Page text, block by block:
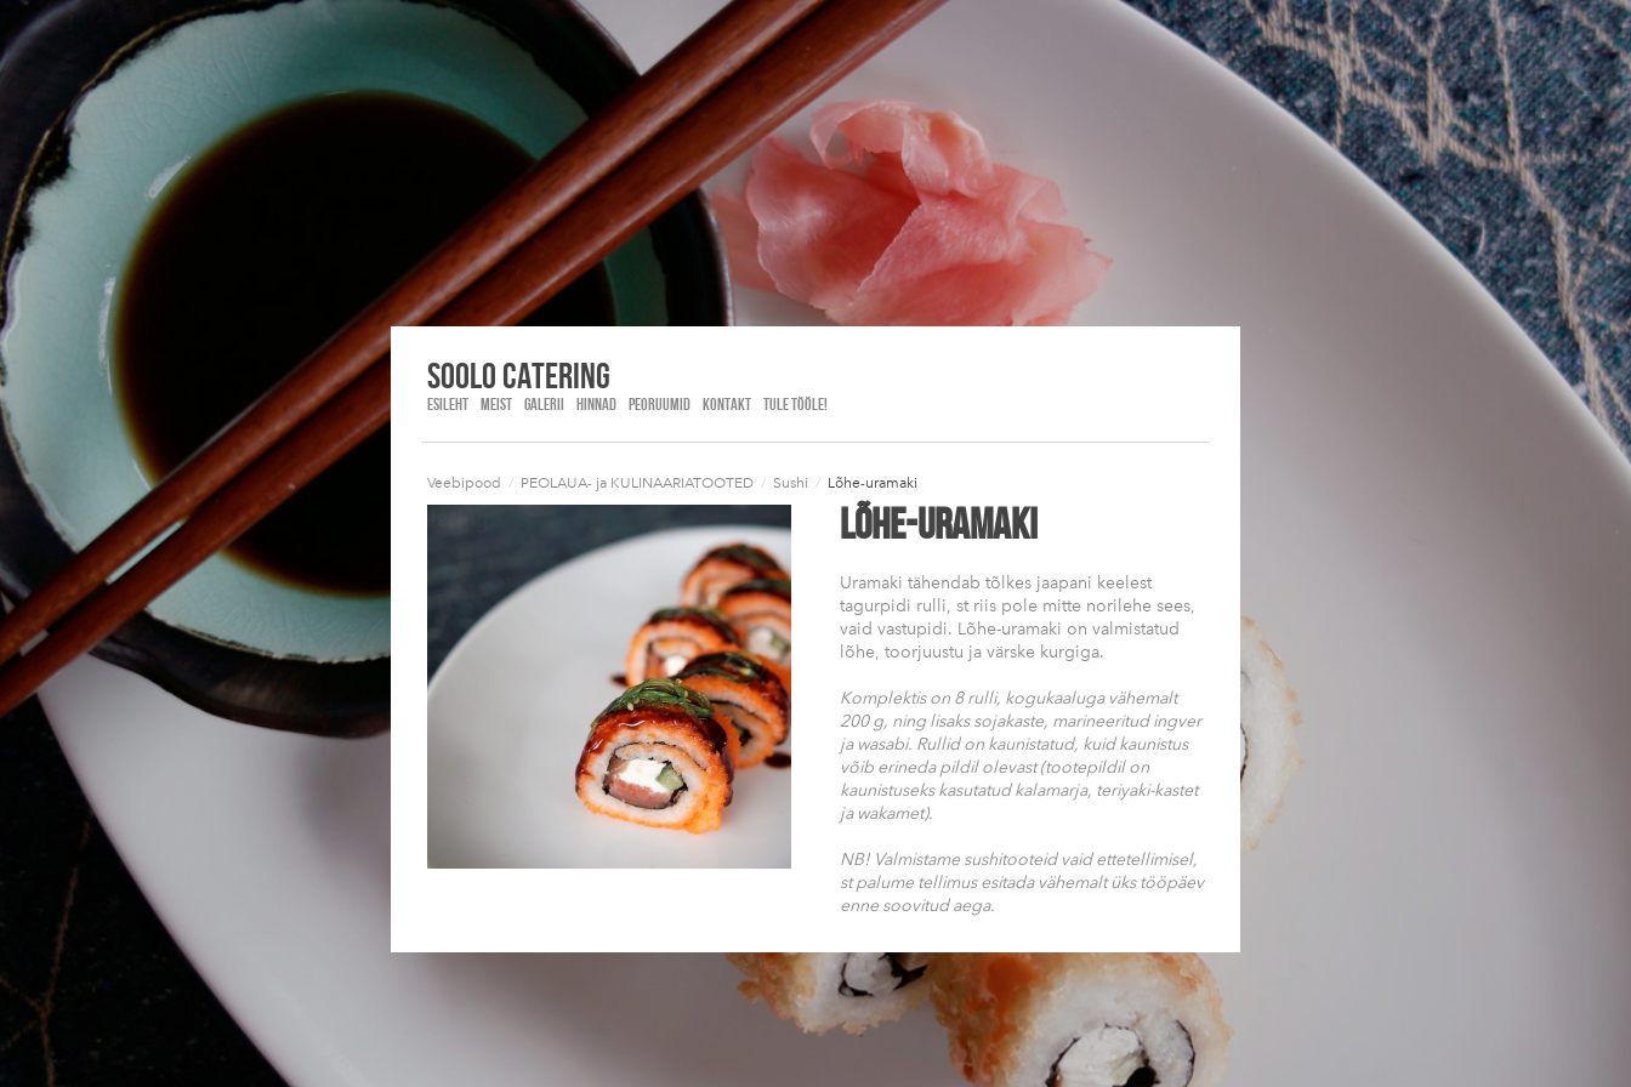
Soolo Catering
ESILEHT MEIST GALERII HINNAD PEORUUMID KONTAKT TULE TÖÖLE!
Veebipood / PEOLAUA- ja KULINAARIATOOTED / Sushi / Lõhe-uramaki
Lõhe-uramaki
Uramaki tähendab tõlkes jaapani keelest
tagurpidi rulli, st riis pole mitte norilehe sees,
vaid vastupidi. Lõhe-uramaki on valmistatud
lõhe, toorjuustu ja värske kurgiga.
Komplektis on 8 rulli, kogukaaluga vähemalt
200 g, ning lisaks sojakaste, marineeritud ingver
ja wasabi. Rullid on kaunistatud, kuid kaunistus
võib erineda pildil olevast (tootepildil on
kaunistuseks kasutatud kalamarja, teriyaki-kastet
ja wakamet).
NB! Valmistame sushitooteid vaid ettetellimisel,
st palume tellimus esitada vähemalt üks tööpäev
enne soovitud aega.